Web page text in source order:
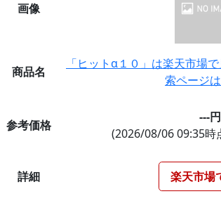
画像
商品名
「ヒットα１０」は楽天市場
索ページ
参考価格
---円
(2026/08/06 09:35時
詳細 楽天市場